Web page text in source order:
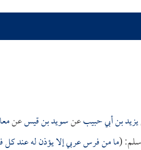
يزيد بن أبي حبيبعنسويد بن قيسعن
(ما من فرس عربي إلا يؤذن له عند كل